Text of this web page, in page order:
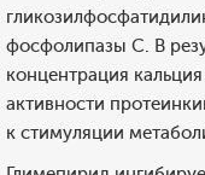
фосфолипазы С. В
концентрация
активности
к стимуляции